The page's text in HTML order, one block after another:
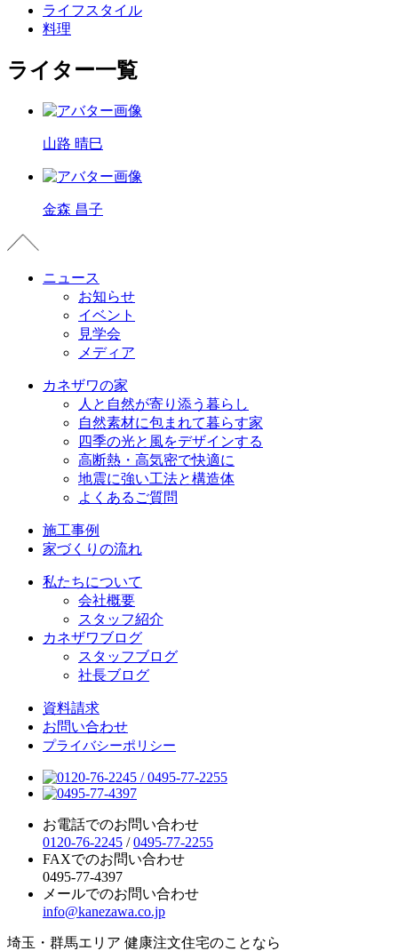
ライフスタイル
料理
ライター一覧
山路 晴巳
金森 昌子
ニュース
お知らせ
イベント
見学会
メディア
カネザワの家
人と自然が寄り添う暮らし
自然素材に包まれて暮らす家
四季の光と風をデザインする
高断熱・高気密で快適に
地震に強い工法と構造体
よくあるご質問
施工事例
家づくりの流れ
私たちについて
会社概要
スタッフ紹介
カネザワブログ
スタッフブログ
社長ブログ
資料請求
お問い合わせ
プライバシーポリシー
お電話でのお問い合わせ
0120-76-2245 /0495-77-2255
FAXでのお問い合わせ
0495-77-4397
メールでのお問い合わせ
info@kanezawa.co.jp
埼玉・群馬エリア 健康注文住宅のことなら